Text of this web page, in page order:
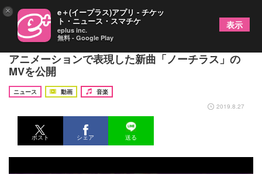
ヨルシカ “エルマ”と“エイミー”の物語をフルCG
アニメーションで表現した新曲「ノーチラス」の
MVを公開
ニュース 動画
音楽
2019.8.27
ポスト シェア 送る
× e＋(イープラス)アプリ - チケッ
ト・ニュース・スマチケ
eplus inc.
無料 - Google Play
表示